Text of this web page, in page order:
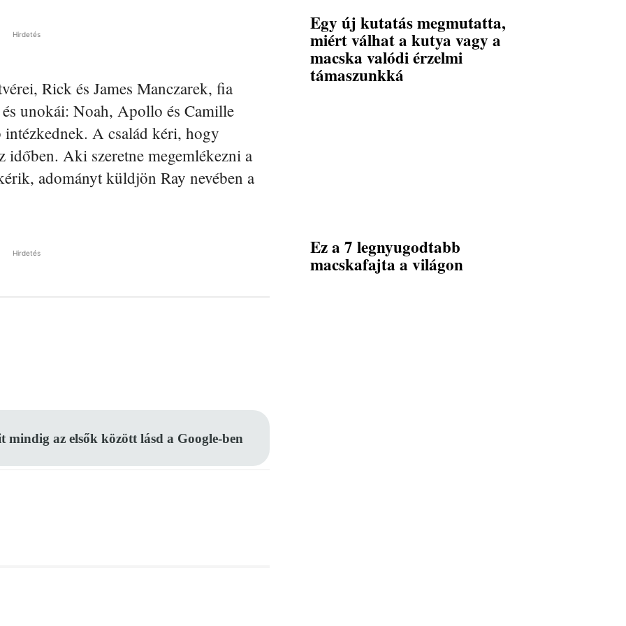
Hirdetés
Rick és James Manczarek, fia
unokái: Noah, Apollo és Camille
A család kéri, hogy
időben. Aki szeretne megemlékezni a
adományt küldjön Ray nevében a
Hirdetés
az elsők között lásd a Google-ben
Egy új kutatás megmutatta,
miért válhat a kutya vagy a
macska valódi érzelmi
támaszunkká
Ez a 7 legnyugodtabb
macskafajta a világon